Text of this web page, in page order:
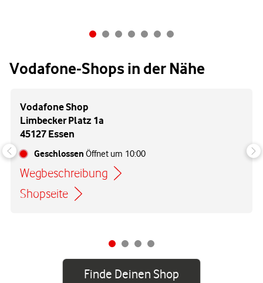
Vodafone-Shops in der Nähe
Vodafone Shop
Limbecker Platz 1a
45127 Essen
Geschlossen Öffnet um 10:00
Wegbeschreibung
Link öffnet in einem neuen Tab
Shopseite
Finde Deinen Shop